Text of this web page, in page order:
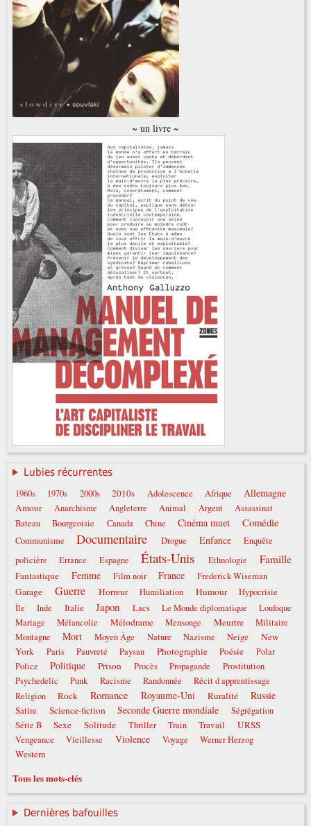
~ un livre ~
Lubies récurrentes
1960s 1970s 2000s 2010s Adolescence Afrique Allemagne
Amour Anarchisme Angleterre Animal Argent
Assassinat
Bateau
Bourgeoisie Canada Chine Cinéma muet Comédie
Communisme Documentaire Drogue Enfance
Enquête
policière
Errance Espagne États-Unis Ethnologie Famille
Fantastique Femme Film noir France Frederick Wiseman
Garage Guerre Horreur Humiliation Humour
Hypocrisie
Île
Inde Italie Japon Lacs Le Monde diplomatique
Loufoque
Mariage
Mélancolie Mélodrame Mensonge Meurtre
Militaire
Montagne
Mort Moyen Âge Nature Nazisme Neige
New
York
Paris Pauvreté Paysan Photographie Poésie
Polar
Police
Politique Prison Procès Propagande
Prostitution
Psychedelic
Punk Racisme Randonnée
Récit d apprentissage
Religion
Rock Romance Royaume-Uni Ruralité Russie
Satire Science-fiction Seconde Guerre mondiale
Ségrégation
Série B
Sexe Solitude Thriller Train Travail URSS
Vengeance Vieillesse Violence Voyage Werner Herzog
Western
Tous les mots-clés
Dernières bafouilles